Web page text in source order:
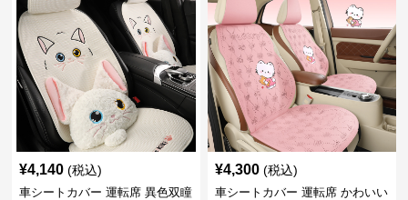
¥4,140 (税込)
車シートカバー 運転席 異色双瞳
¥4,300 (税込)
車シートカバー 運転席 かわいい